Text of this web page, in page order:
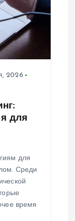
2026
для
для
Среди
время